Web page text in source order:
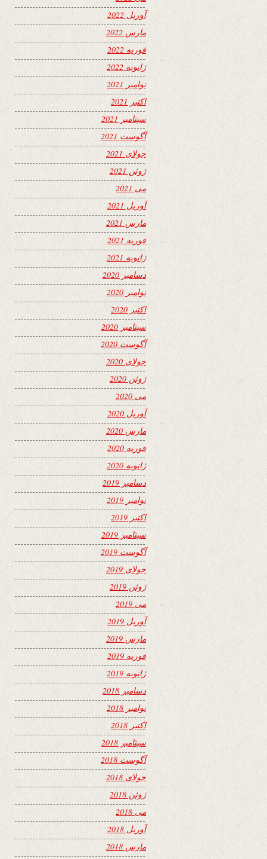
آوریل 2022
مارس 2022
فوریه 2022
ژانویه 2022
نوامبر 2021
اکتبر 2021
سپتامبر 2021
آگوست 2021
جولای 2021
ژوئن 2021
می 2021
آوریل 2021
مارس 2021
فوریه 2021
ژانویه 2021
دسامبر 2020
نوامبر 2020
اکتبر 2020
سپتامبر 2020
آگوست 2020
جولای 2020
ژوئن 2020
می 2020
آوریل 2020
مارس 2020
فوریه 2020
ژانویه 2020
دسامبر 2019
نوامبر 2019
اکتبر 2019
سپتامبر 2019
آگوست 2019
جولای 2019
ژوئن 2019
می 2019
آوریل 2019
مارس 2019
فوریه 2019
ژانویه 2019
دسامبر 2018
نوامبر 2018
اکتبر 2018
سپتامبر 2018
آگوست 2018
جولای 2018
ژوئن 2018
می 2018
آوریل 2018
مارس 2018